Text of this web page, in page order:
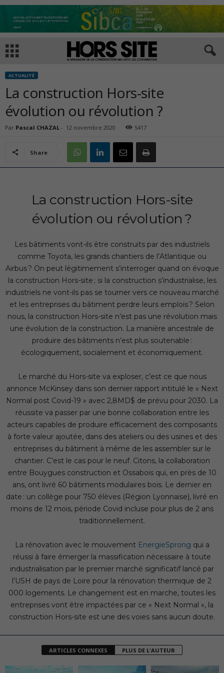
ACTUALITÉ
La construction Hors-site
évolution ou révolution ?
Par Pascal CHAZAL - 12 novembre 2020 5417
Share
La construction Hors-site
évolution ou révolution ?
Les bâtiments vont-ils être construits par des industriels
comme Toyota, les grands chantiers de l’Atlantique ou
Airbus ? On peut légitimement s’interroger quand on évoque
la construction Hors-site ; si la construction s’industrialise, les
industriels ne vont-ils pas se tourner vers ce nouveau marché
et les entreprises du bâtiment perdre leurs emplois ? Selon
nous, la construction Hors-site n’est pas une révolution mais
une évolution de la construction. La manière ancestrale de
produire des bâtiments n’est plus soutenable :
écologiquement, socialement et économiquement.
Le marché du Hors-site va exploser, c’est ce que nous
annonce McKinsey dans son dernier rapport intitulé le « Next
Normal post Covid-19 » avec 2,8MD$ de prévu pour 2030. La
réussite va passer par une bonne collaboration entre les
acteurs capables de produire efficacement des composants
à forte valeur ajoutée, dans des ateliers ou des usines et des
entreprises du bâtiment à même de les assembler sur le
chantier. C’est le cas pour le neuf. Citons, la collaboration
entre Bouygues construction et Ossabois qui, en près de 10
ans, ont livré 60 bâtiments modulaires bois. Le dernier en
date : un collège pour 750 élèves (Région Lyonnaise), livré en
moins de 12 mois, période Covid incluse pour plus de 2 ans
traditionnellement.
La rénovation avec le mouvement EnergieSprong qui a
réussi à faire émerger la massification nécessaire à toute
industrialisation par le premier marché significatif lancé par
l’USH de pays de Loire pour la rénovation thermique de 2
000 logements. Le changement est en marche, toutes les
entreprises vont être impactées par ce « Next Normal », la
construction Hors-site est une des voies sans aucun doute.
ARTICLES CONNEXES PLUS DE L'AUTEUR